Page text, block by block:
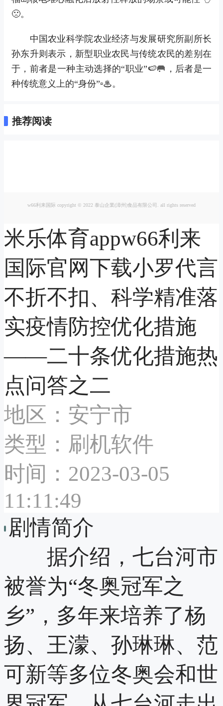
🙁。
中国农业科学院农业经济与发展研究所副所长
孙东升则表示，新型职业农民与传统农民的差别在
于，前者是一种主动选择的“职业”🍉🥅，后者是一
种传统意义上的“身份”▫♨。
推荐阅读
w66利来国际 copyright © 2022 泰山企業(漳州)食品有限公司. all rights reserved
米乐体育appw66利来
国际官网下载小罗代言
不折不扣、科学精准落
实疫情防控优化措施
——二十条优化措施热
点问答之二
地区：安宁市
类型：刷机软件
时间：2023-03-05
11:11:49
剧情简介
据介绍，七台河市
被誉为“冬奥冠军之
乡”，多年来培养了杨
扬、王濛、孙琳琳、范
可新等多位冬奥会和世